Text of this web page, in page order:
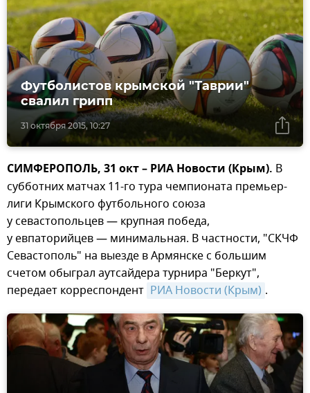
31 октября 2015, 10:27
Футболистов крымской "Таврии"
свалил грипп
СИМФЕРОПОЛЬ, 31 окт – РИА Новости (Крым). В
субботних матчах 11-го тура чемпионата премьер-
лиги Крымского футбольного союза
у севастопольцев — крупная победа,
у евпаторийцев — минимальная. В частности, "СКЧФ
Севастополь" на выезде в Армянске с большим
счетом обыграл аутсайдера турнира "Беркут",
передает корреспондент РИА Новости (Крым) .